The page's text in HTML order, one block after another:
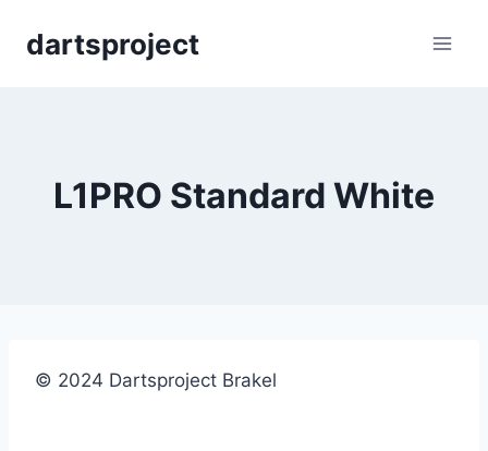
dartsproject
L1PRO Standard White
© 2024 Dartsproject Brakel